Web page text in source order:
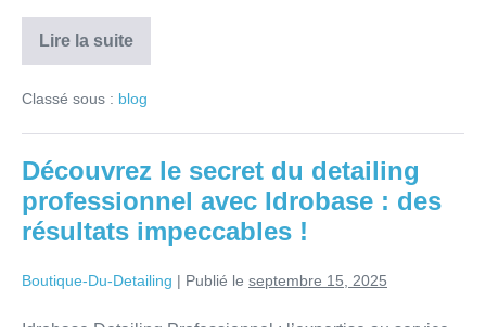
Lire la suite
Classé sous : blog
Découvrez le secret du detailing
professionnel avec Idrobase : des
résultats impeccables !
Boutique-Du-Detailing | Publié le septembre 15, 2025